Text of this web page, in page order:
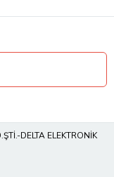
DELTA ELEKTRONİK